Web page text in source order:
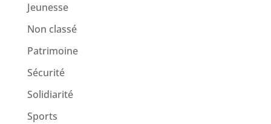
Jeunesse
Non classé
Patrimoine
Sécurité
Solidiarité
Sports